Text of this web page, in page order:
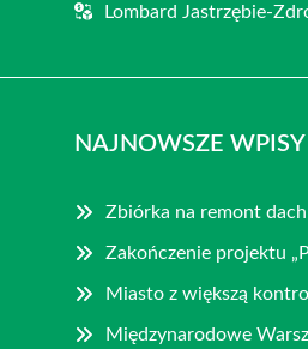
Lombard Jastrzębie-
NAJNOWSZE WPISY
Zbiórka na remont
Zakończenie projektu
Miasto z większą
Międzynarodowe